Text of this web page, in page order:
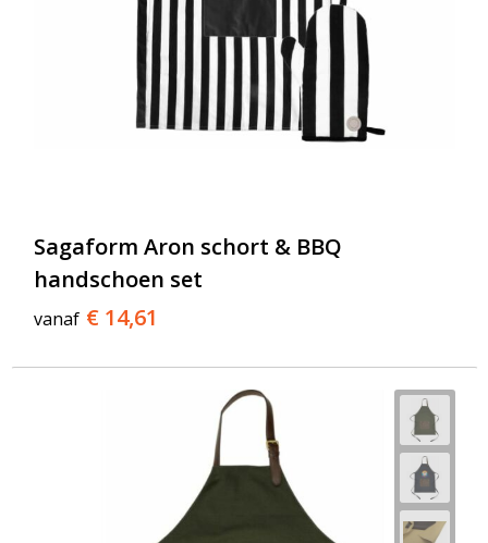
Sagaform Aron schort & BBQ
handschoen set
vanaf € 14,61